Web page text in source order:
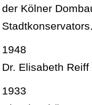
der Kölner
1948
Dr. Elisabeth
1933